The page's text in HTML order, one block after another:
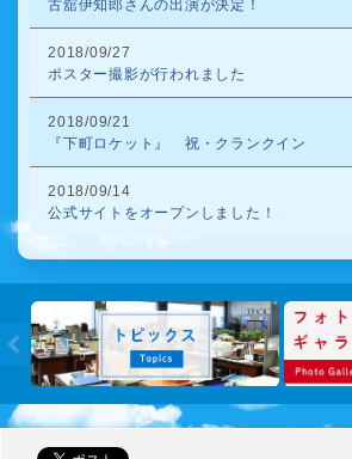
古舘伊知郎さんの出演が決定！
2018/09/27
ポスター撮影が行われました
2018/09/21
『下町ロケット』 祝・クランクイン
2018/09/14
公式サイトをオープンしました！
←